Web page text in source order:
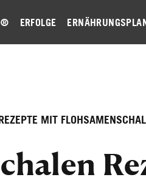
® ERFOLGE ERNÄHRUNGSPLAN
MIT